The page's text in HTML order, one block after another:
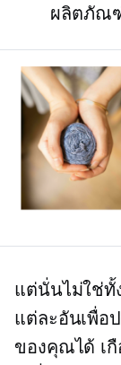
ผลิตภัณ
แต่นั่นไม่ใช่ทั้
แต่ละอันเพื่อ
ของคุณได้ เกื